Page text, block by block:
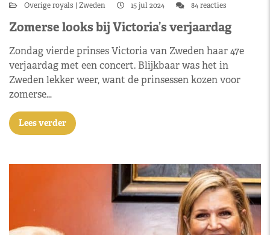
Overige royals Zweden 15 jul 2024 84 reacties
Zomerse looks bij Victoria’s verjaardag
Zondag vierde prinses Victoria van Zweden haar 47e
verjaardag met een concert. Blijkbaar was het in
Zweden lekker weer, want de prinsessen kozen voor
zomerse…
Lees verder